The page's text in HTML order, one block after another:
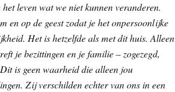
leven wat we niet kunnen veranderen.
en op de geest zodat je het onpersoonlijke
Het is hetzelfde als met dit huis. Alleen
je bezittingen en je familie – zogezegd,
is geen waarheid die alleen jou
Zij verschilden echter van ons in een